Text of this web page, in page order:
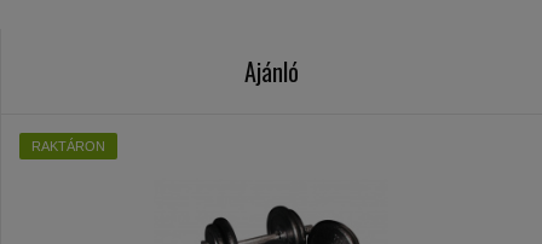
Ajánló
RAKTÁRON